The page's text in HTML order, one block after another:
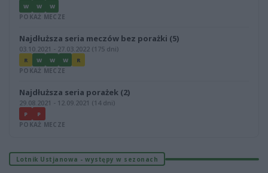
W W W
POKAŻ MECZE
Najdłuższa seria meczów bez porażki (5)
03.10.2021 - 27.03.2022 (175 dni)
R W W W R
POKAŻ MECZE
Najdłuższa seria porażek (2)
29.08.2021 - 12.09.2021 (14 dni)
P P
POKAŻ MECZE
Lotnik Ustjanowa - występy w sezonach